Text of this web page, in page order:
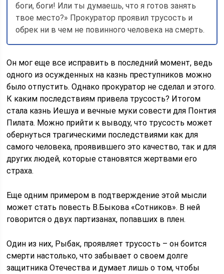
боги, боги! Или ты думаешь, что я готов занять
твое место?» Прокуратор проявил трусость и
обрек ни в чем не повинного человека на смерть.
Он мог еще все исправить в последний момент, ведь
одного из осужденных на казнь преступников можно
было отпустить. Однако прокуратор не сделал и этого.
К каким последствиям привела трусость? Итогом
стала казнь Иешуа и вечные муки совести для Понтия
Пилата. Можно прийти к выводу, что трусость может
обернуться трагическими последствиями как для
самого человека, проявившего это качество, так и для
других людей, которые становятся жертвами его
страха.
Еще одним примером в подтверждение этой мысли
может стать повесть В.Быкова «Сотников». В ней
говорится о двух партизанах, попавших в плен.
Один из них, Рыбак, проявляет трусость – он боится
смерти настолько, что забывает о своем долге
защитника Отечества и думает лишь о том, чтобы